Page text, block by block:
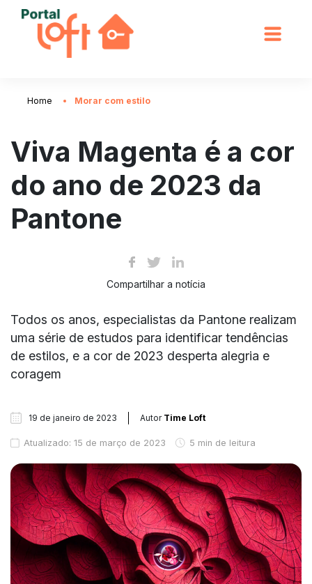
Home Morar com estilo
Viva Magenta é a cor
do ano de 2023 da
Pantone
Compartilhar a notícia
Todos os anos, especialistas da Pantone realizam
uma série de estudos para identificar tendências
de estilos, e a cor de 2023 desperta alegria e
coragem
19 de janeiro de 2023 Autor Time Loft
Atualizado: 15 de março de 2023 5 min de leitura